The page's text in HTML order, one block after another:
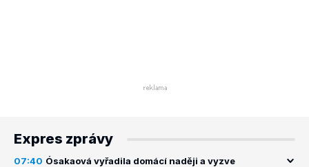
Expres zprávy
07:40 Ósakaová vyřadila domácí naději a vyzve